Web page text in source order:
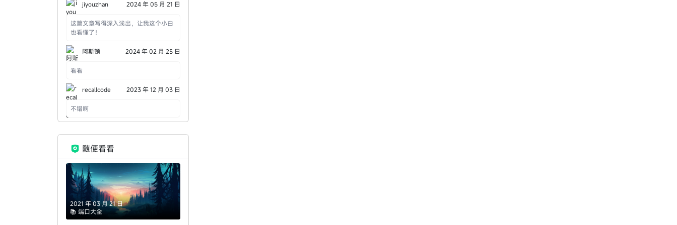
见目录分别是做什么的，比如 `conf`、
`html`、`logs`，读者上手会更快。
jiyouzhan 2024 年 05 月 21 日
这篇文章写得深入浅出，让我这个小白
也看懂了！
阿斯顿 2024 年 02 月 25 日
看看
recallcode 2023 年 12 月 03 日
不错啊
随便看看
2021 年 03 月 21 日
📚 端口大全